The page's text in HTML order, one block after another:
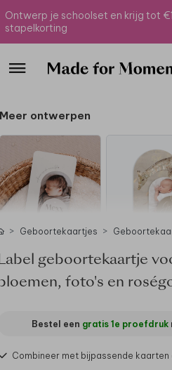
Ontwerp je schoolset en krijg tot
stapelkorting
Meer ontwerpen
Geboortekaartjes
geboortekaartje
foto's en
Bestel een gratis 1e proefdruk
Combineer met bijpassende kaarten